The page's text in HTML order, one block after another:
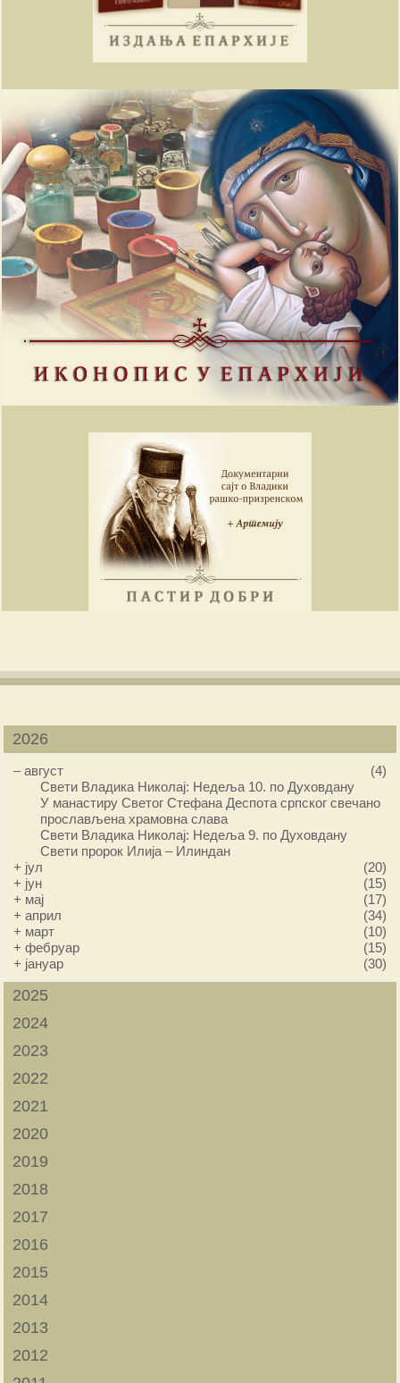
2026
–август
(4)
Свети Владика Николај: Недеља 10. по Духовдану
У манастиру Светог Стефана Деспота српског свечано
прослављена храмовна слава
Свети Владика Николај: Недеља 9. по Духовдану
Свети пророк Илија – Илиндан
+ јул
(20)
+ јун
(15)
+ мај
(17)
+април
(34)
+ март
(10)
+фебруар
(15)
+ јануар (30)
2025
2024
2023
2022
2021
2020
2019
2018
2017
2016
2015
2014
2013
2012